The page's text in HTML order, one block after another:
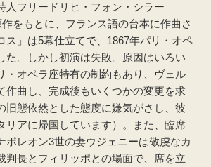
人フリードリヒ・フォン・シラー
作をもとに、フランス語の台本に作曲さ
ス」は5幕仕立てで、1867年パリ・オペ
た。しかし初演は失敗。原因はいろい
・オペラ座特有の制約もあり、ヴェル
作曲し、完成後もいくつかの変更を求
旧態依然とした態度に嫌気がさし、彼
リアに帰国しています）。また、臨席
ポレオン3世の妻ウジェニーは敬虔なカ
判長とフィリッポとの場面で、席を立